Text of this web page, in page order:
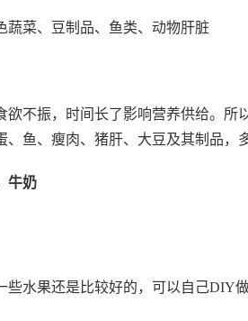
蔬菜、豆制品、鱼类、动物肝脏
欲不振，时间长了影响营养供给。
、鱼、瘦肉、猪肝、大豆及其制品，
牛奶
些水果还是比较好的，可以自己DIY